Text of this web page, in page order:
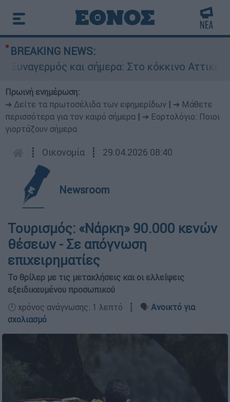
BREAKING NEWS:
και σήμερα: Στο κόκκινο Αττική
Πρωινή ενημέρωση:
➔ Δείτε τα πρωτοσέλιδα των εφημερίδων
➔ Μάθετε
περισσότερα για τον καιρό σήμερα
➔ Εορτολόγιο: Ποιοι
γιορτάζουν σήμερα
┋ Οικονομία ┋ 29.04.2026 08:40
Newsroom
Τουρισμός: «Νάρκη» 90.000 κενών
θέσεων - Σε απόγνωση
επιχειρηματίες
Το θρίλερ με τις μετακλήσεις και οι ελλείψεις
εξειδικευμένου προσωπικού
🕛 χρόνος ανάγνωσης: 1 λεπτό ┋ 🗣️ Ανοικτό για
σχολιασμό